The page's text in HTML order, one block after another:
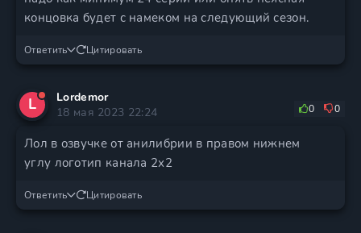
концовка будет с намеком на следующий сезон.
Ответить Цитировать
L
Lordemor
18 мая 2023 22:24
0 0
Лол в озвучке от анилибрии в правом нижнем
углу логотип канала 2х2
Ответить Цитировать